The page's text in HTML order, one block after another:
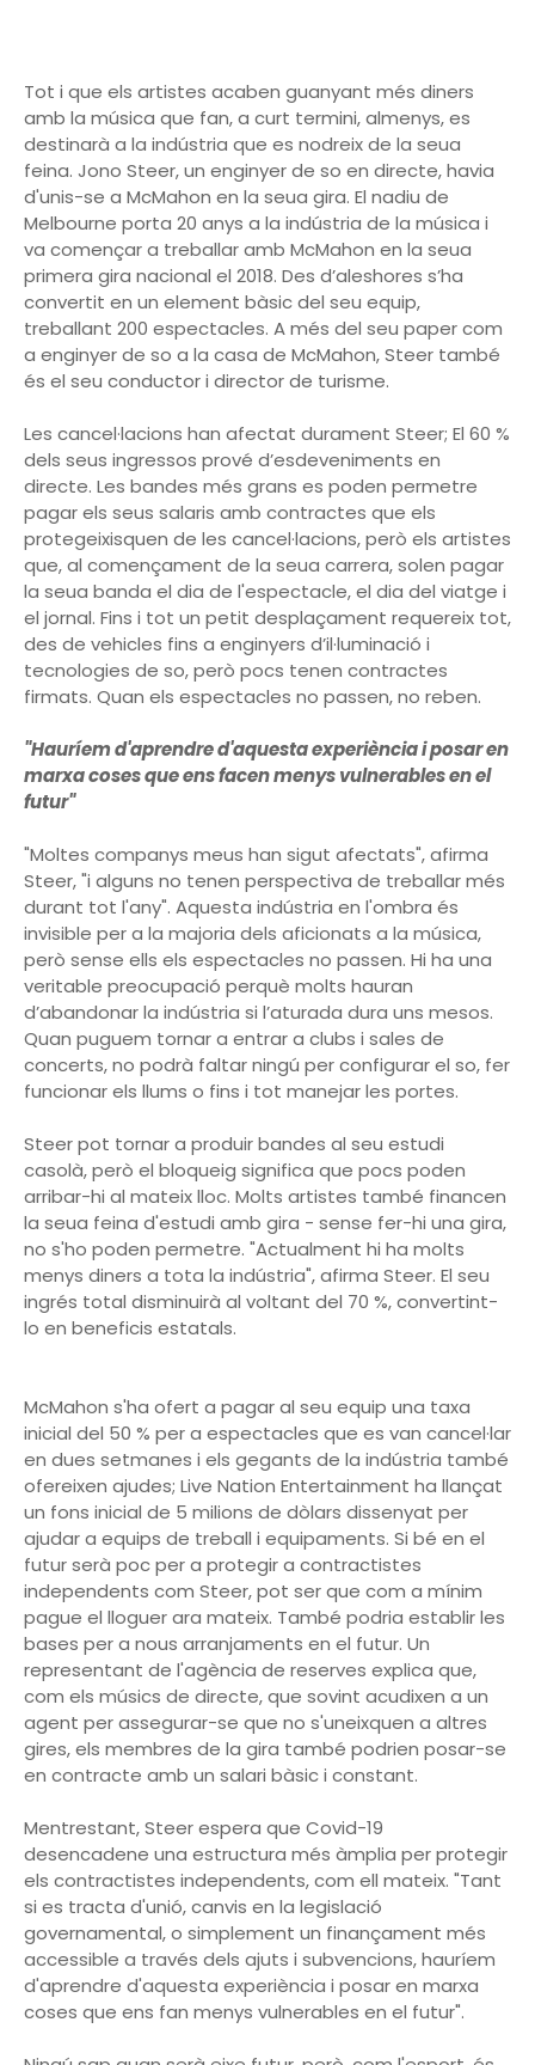
Tot i que els artistes acaben guanyant més diners
amb la música que fan, a curt termini, almenys, es
destinarà a la indústria que es nodreix de la seua
feina. Jono Steer, un enginyer de so en directe, havia
d'unis-se a McMahon en la seua gira. El nadiu de
Melbourne porta 20 anys a la indústria de la música i
va començar a treballar amb McMahon en la seua
primera gira nacional el 2018. Des d’aleshores s’ha
convertit en un element bàsic del seu equip,
treballant 200 espectacles. A més del seu paper com
a enginyer de so a la casa de McMahon, Steer també
és el seu conductor i director de turisme.
Les cancel·lacions han afectat durament Steer; El 60 %
dels seus ingressos prové d’esdeveniments en
directe. Les bandes més grans es poden permetre
pagar els seus salaris amb contractes que els
protegeixisquen de les cancel·lacions, però els artistes
que, al començament de la seua carrera, solen pagar
la seua banda el dia de l'espectacle, el dia del viatge i
el jornal. Fins i tot un petit desplaçament requereix tot,
des de vehicles fins a enginyers d’il·luminació i
tecnologies de so, però pocs tenen contractes
firmats. Quan els espectacles no passen, no reben.
"Hauríem d'aprendre d'aquesta experiència i posar en
marxa coses que ens facen menys vulnerables en el
futur"
"Moltes companys meus han sigut afectats", afirma
Steer, "i alguns no tenen perspectiva de treballar més
durant tot l'any". Aquesta indústria en l'ombra és
invisible per a la majoria dels aficionats a la música,
però sense ells els espectacles no passen. Hi ha una
veritable preocupació perquè molts hauran
d’abandonar la indústria si l’aturada dura uns mesos.
Quan puguem tornar a entrar a clubs i sales de
concerts, no podrà faltar ningú per configurar el so, fer
funcionar els llums o fins i tot manejar les portes.
Steer pot tornar a produir bandes al seu estudi
casolà, però el bloqueig significa que pocs poden
arribar-hi al mateix lloc. Molts artistes també financen
la seua feina d'estudi amb gira - sense fer-hi una gira,
no s'ho poden permetre. "Actualment hi ha molts
menys diners a tota la indústria", afirma Steer. El seu
ingrés total disminuirà al voltant del 70 %, convertint-
lo en beneficis estatals.
McMahon s'ha ofert a pagar al seu equip una taxa
inicial del 50 % per a espectacles que es van cancel·lar
en dues setmanes i els gegants de la indústria també
ofereixen ajudes; Live Nation Entertainment ha llançat
un fons inicial de 5 milions de dòlars dissenyat per
ajudar a equips de treball i equipaments. Si bé en el
futur serà poc per a protegir a contractistes
independents com Steer, pot ser que com a mínim
pague el lloguer ara mateix. També podria establir les
bases per a nous arranjaments en el futur. Un
representant de l'agència de reserves explica que,
com els músics de directe, que sovint acudixen a un
agent per assegurar-se que no s'uneixquen a altres
gires, els membres de la gira també podrien posar-se
en contracte amb un salari bàsic i constant.
Mentrestant, Steer espera que Covid-19
desencadene una estructura més àmplia per protegir
els contractistes independents, com ell mateix. "Tant
si es tracta d'unió, canvis en la legislació
governamental, o simplement un finançament més
accessible a través dels ajuts i subvencions, hauríem
d'aprendre d'aquesta experiència i posar en marxa
coses que ens fan menys vulnerables en el futur".